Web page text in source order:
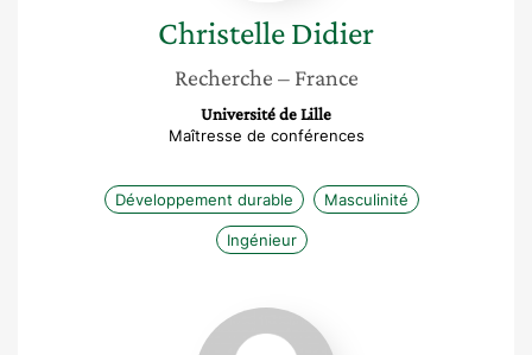
ChristelleDidier
Recherche – France
Université de Lille
Maîtresse de conférences
Développement durable Masculinité
Ingénieur
Romy
Sauvayre